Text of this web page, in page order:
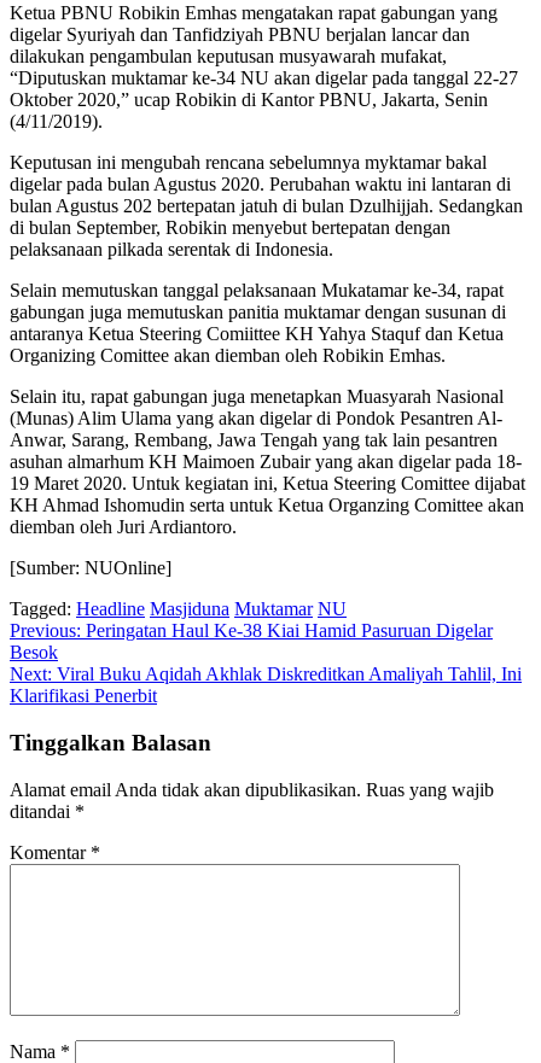
Ketua PBNU Robikin Emhas mengatakan rapat gabungan yang
digelar Syuriyah dan Tanfidziyah PBNU berjalan lancar dan
dilakukan pengambulan keputusan musyawarah mufakat,
“Diputuskan muktamar ke-34 NU akan digelar pada tanggal 22-27
Oktober 2020,” ucap Robikin di Kantor PBNU, Jakarta, Senin
(4/11/2019).
Keputusan ini mengubah rencana sebelumnya myktamar bakal
digelar pada bulan Agustus 2020. Perubahan waktu ini lantaran di
bulan Agustus 202 bertepatan jatuh di bulan Dzulhijjah. Sedangkan
di bulan September, Robikin menyebut bertepatan dengan
pelaksanaan pilkada serentak di Indonesia.
Selain memutuskan tanggal pelaksanaan Mukatamar ke-34, rapat
gabungan juga memutuskan panitia muktamar dengan susunan di
antaranya Ketua Steering Comiittee KH Yahya Staquf dan Ketua
Organizing Comittee akan diemban oleh Robikin Emhas.
Selain itu, rapat gabungan juga menetapkan Muasyarah Nasional
(Munas) Alim Ulama yang akan digelar di Pondok Pesantren Al-
Anwar, Sarang, Rembang, Jawa Tengah yang tak lain pesantren
asuhan almarhum KH Maimoen Zubair yang akan digelar pada 18-
19 Maret 2020. Untuk kegiatan ini, Ketua Steering Comittee dijabat
KH Ahmad Ishomudin serta untuk Ketua Organzing Comittee akan
diemban oleh Juri Ardiantoro.
[Sumber: NUOnline]
Tagged: Headline Masjiduna Muktamar NU
Navigasi
pos
Previous: Peringatan Haul Ke-38 Kiai Hamid Pasuruan Digelar
Besok
Next: Viral Buku Aqidah Akhlak Diskreditkan Amaliyah Tahlil, Ini
Klarifikasi Penerbit
Tinggalkan Balasan
Alamat email Anda tidak akan dipublikasikan. Ruas yang wajib
ditandai *
Komentar *
Nama *